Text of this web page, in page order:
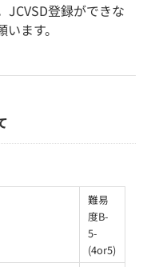
JCVSD登録ができな
ます。
難易
度B-
5-
(4or5)